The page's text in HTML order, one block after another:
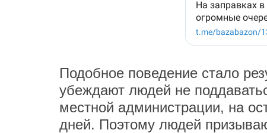
Подобное поведение стало
убеждают людей не
местной администрации, на
дней. Поэтому людей